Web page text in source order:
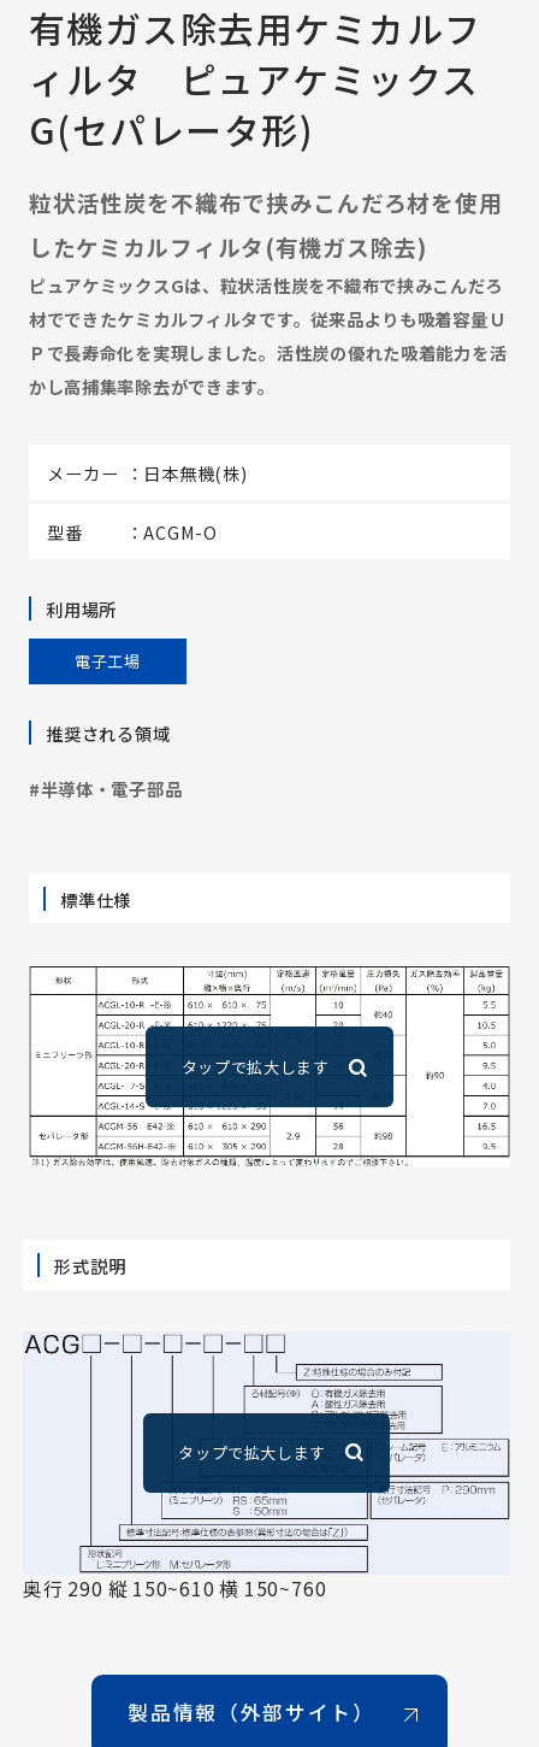
有機ガス除去用ケミカルフ
ィルタ ピュアケミックス
G(セパレータ形)
粒状活性炭を不織布で挟みこんだろ材を使用
したケミカルフィルタ(有機ガス除去)
ピュアケミックスGは、粒状活性炭を不織布で挟みこんだろ
材でできたケミカルフィルタです。従来品よりも吸着容量Ｕ
Ｐで長寿命化を実現しました。活性炭の優れた吸着能力を活
かし高捕集率除去ができます。
メーカー 日本無機(株)
型番 ACGM-O
利用場所
電子工場
推奨される領域
#半導体・電子部品
標準仕様
形式説明
奥行 290 縦 150~610 横 150~760
製品情報（外部サイト）